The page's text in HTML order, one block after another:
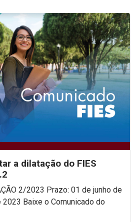
a dilatação do FIES
01 de junho de
do